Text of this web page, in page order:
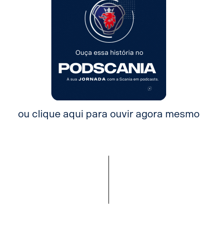
ou clique aqui para ouvir agora mesmo